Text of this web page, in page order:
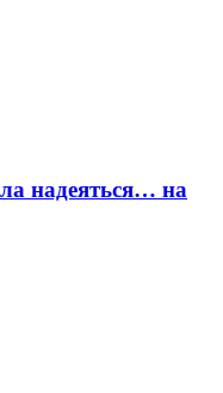
надеяться… на